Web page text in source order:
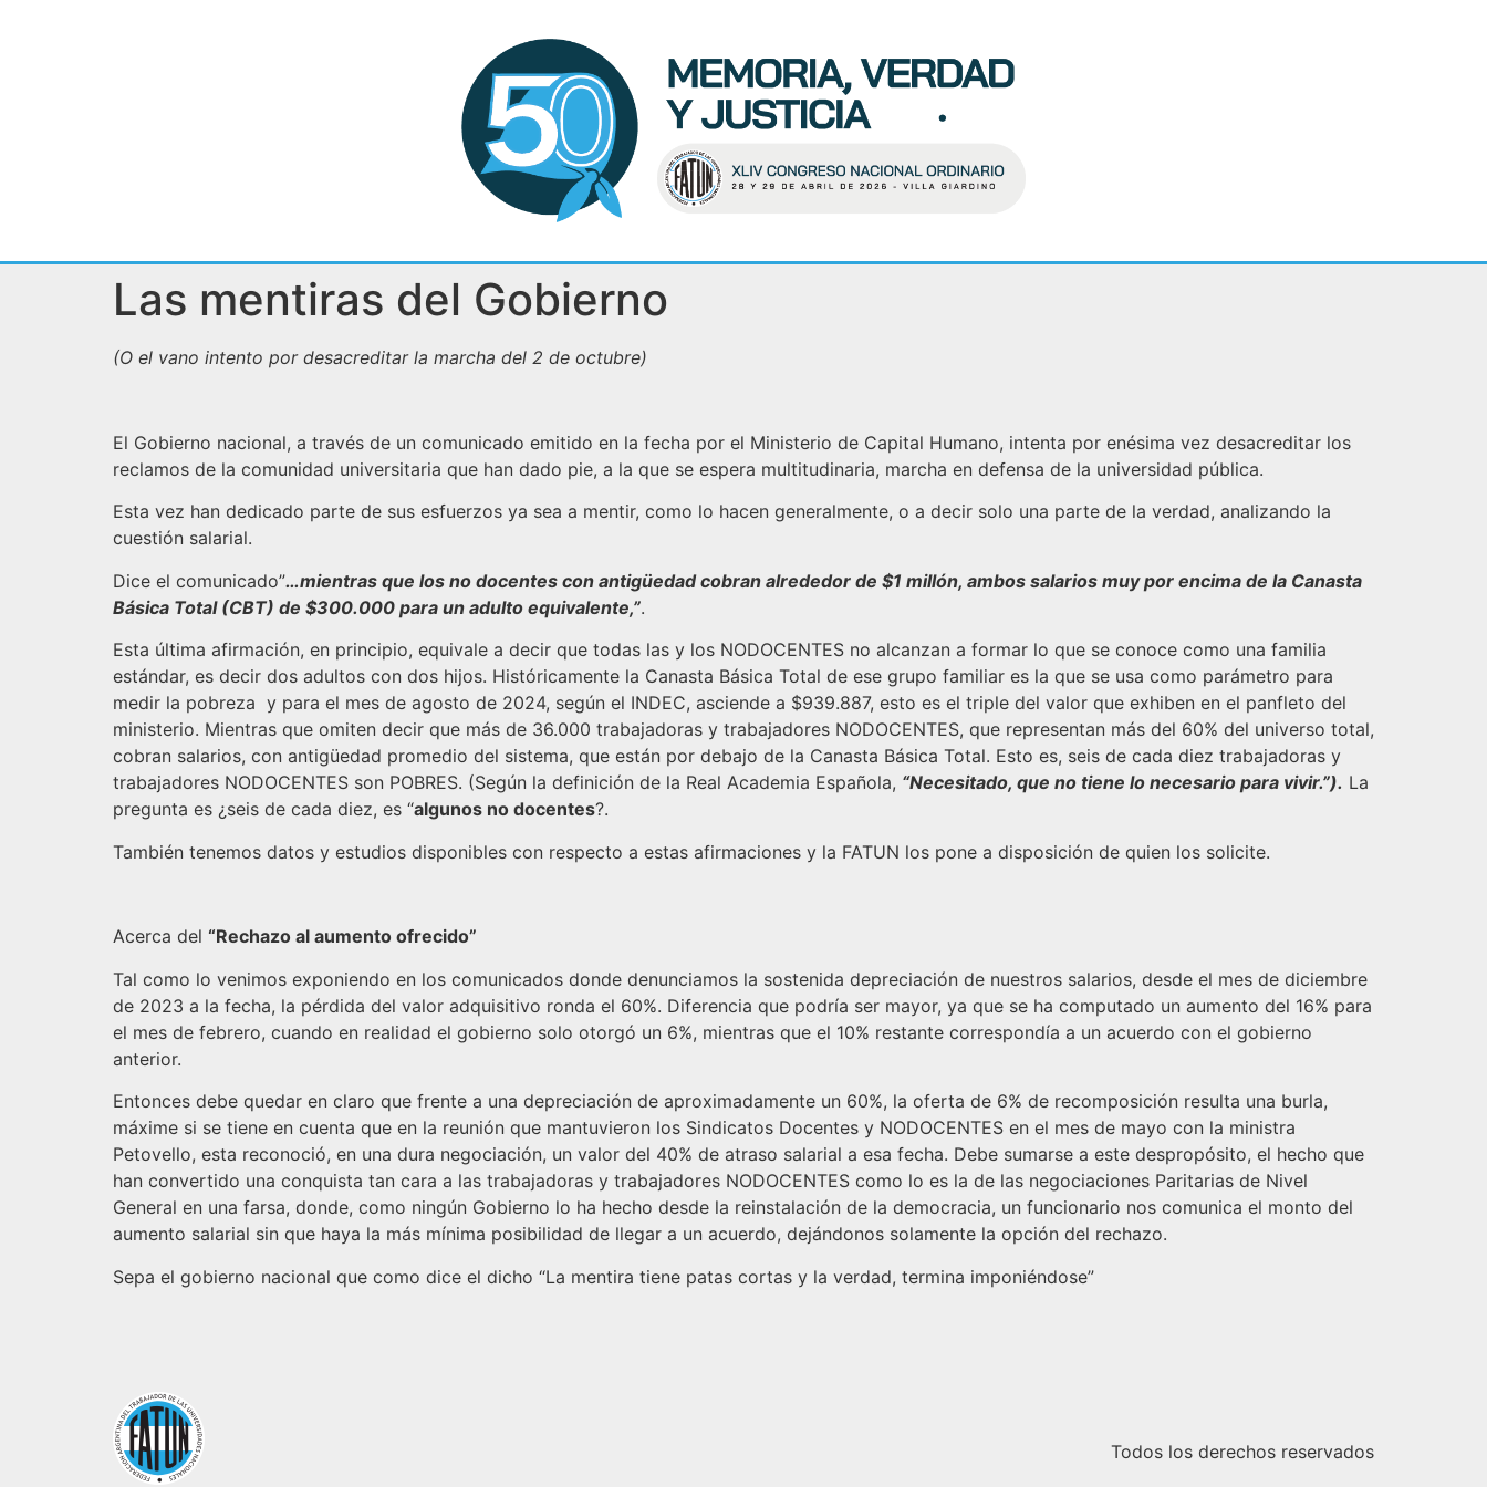
Las mentiras del Gobierno
(O el vano intento por desacreditar la marcha del 2 de octubre)
El Gobierno nacional, a través de un comunicado emitido en la fecha por el Ministerio de Capital Humano, intenta por enésima vez desacreditar los
reclamos de la comunidad universitaria que han dado pie, a la que se espera multitudinaria, marcha en defensa de la universidad pública.
Esta vez han dedicado parte de sus esfuerzos ya sea a mentir, como lo hacen generalmente, o a decir solo una parte de la verdad, analizando la
cuestión salarial.
Dice el comunicado”…mientras que los no docentes con antigüedad cobran alrededor de $1 millón, ambos salarios muy por encima de la Canasta
Básica Total (CBT) de $300.000 para un adulto equivalente,”.
Esta última afirmación, en principio, equivale a decir que todas las y los NODOCENTES no alcanzan a formar lo que se conoce como una familia
estándar, es decir dos adultos con dos hijos. Históricamente la Canasta Básica Total de ese grupo familiar es la que se usa como parámetro para
medir la pobreza y para el mes de agosto de 2024, según el INDEC, asciende a $939.887, esto es el triple del valor que exhiben en el panfleto del
ministerio. Mientras que omiten decir que más de 36.000 trabajadoras y trabajadores NODOCENTES, que representan más del 60% del universo total,
cobran salarios, con antigüedad promedio del sistema, que están por debajo de la Canasta Básica Total. Esto es, seis de cada diez trabajadoras y
trabajadores NODOCENTES son POBRES. (Según la definición de la Real Academia Española, “Necesitado, que no tiene lo necesario para vivir.”). La
pregunta es ¿seis de cada diez, es “algunos no docentes?.
También tenemos datos y estudios disponibles con respecto a estas afirmaciones y la FATUN los pone a disposición de quien los solicite.
Acerca del “Rechazo al aumento ofrecido”
Tal como lo venimos exponiendo en los comunicados donde denunciamos la sostenida depreciación de nuestros salarios, desde el mes de diciembre
de 2023 a la fecha, la pérdida del valor adquisitivo ronda el 60%. Diferencia que podría ser mayor, ya que se ha computado un aumento del 16% para
el mes de febrero, cuando en realidad el gobierno solo otorgó un 6%, mientras que el 10% restante correspondía a un acuerdo con el gobierno
anterior.
Entonces debe quedar en claro que frente a una depreciación de aproximadamente un 60%, la oferta de 6% de recomposición resulta una burla,
máxime si se tiene en cuenta que en la reunión que mantuvieron los Sindicatos Docentes y NODOCENTES en el mes de mayo con la ministra
Petovello, esta reconoció, en una dura negociación, un valor del 40% de atraso salarial a esa fecha. Debe sumarse a este despropósito, el hecho que
han convertido una conquista tan cara a las trabajadoras y trabajadores NODOCENTES como lo es la de las negociaciones Paritarias de Nivel
General en una farsa, donde, como ningún Gobierno lo ha hecho desde la reinstalación de la democracia, un funcionario nos comunica el monto del
aumento salarial sin que haya la más mínima posibilidad de llegar a un acuerdo, dejándonos solamente la opción del rechazo.
Sepa el gobierno nacional que como dice el dicho “La mentira tiene patas cortas y la verdad, termina imponiéndose”
Todos los derechos reservados